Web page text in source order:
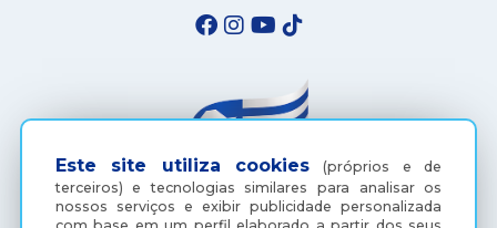
Este site utiliza cookies (próprios e de
terceiros) e tecnologias similares para analisar os
nossos serviços e exibir publicidade personalizada